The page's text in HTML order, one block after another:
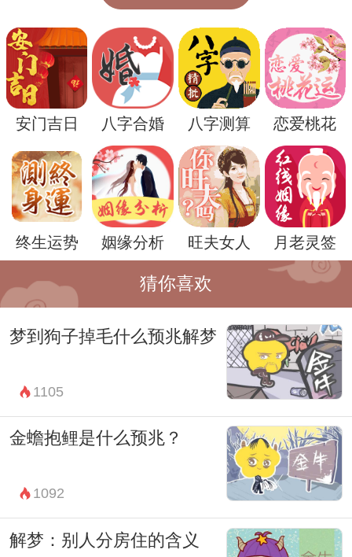
然而，梦境的解读因人而异，同样的梦境在
不同的人看来可能有不同的含义。因此，除
了一般的解梦理论之外，还需要结合梦者的
个人情况和生活经历来进行具体分析。
总的来说，梦见瀑布大水很大可能意味着内
心情绪的涌动和生活压力的释放。梦者可以
通过倾诉、放松等方式来舒缓情绪，同时也
要学会面对挑战，迎接变化，以积极的心态
面对生活的起伏。
安门吉日 八字合婚 八字测算 恋爱桃花
终生运势 姻缘分析 旺夫女人 月老灵签
猜你喜欢
梦到狗子掉毛什么预兆解梦
1105
金蟾抱鲤是什么预兆？
1092
解梦：别人分房住的含义